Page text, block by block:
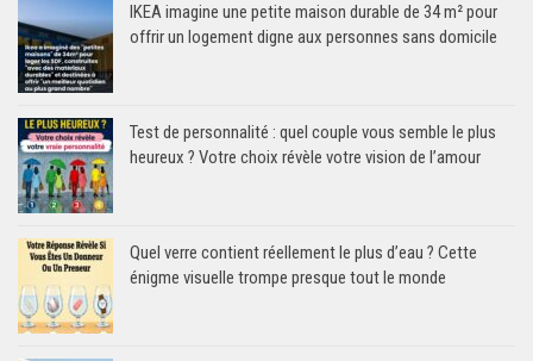
IKEA imagine une petite maison durable de 34 m² pour
offrir un logement digne aux personnes sans domicile
Test de personnalité : quel couple vous semble le plus
heureux ? Votre choix révèle votre vision de l’amour
Quel verre contient réellement le plus d’eau ? Cette
énigme visuelle trompe presque tout le monde